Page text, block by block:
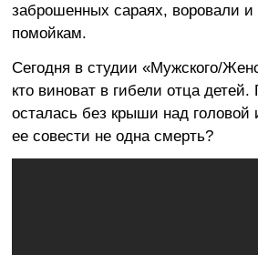
заброшенных сараях, воровали и
помойкам.
Сегодня в студии «Мужского/
кто виноват в гибели отца
осталась без крыши над головой
ее совести не одна смерть?